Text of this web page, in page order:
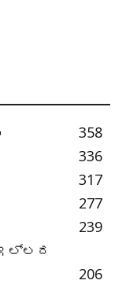
358
336
317
277
239
206